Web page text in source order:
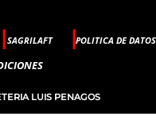
SAGRILAFT POLITICA DE DATOS
LUIS PENAGOS